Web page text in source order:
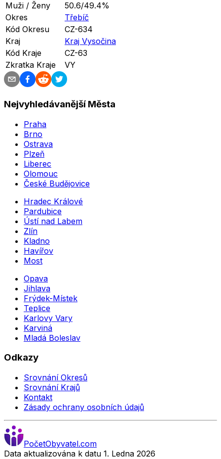
Muži / Ženy
50.6/49.4%
Okres
Třebíč
Kód Okresu
CZ-634
Kraj
Kraj Vysočina
Kód Kraje
CZ-63
Zkratka Kraje
VY
Nejvyhledávanější Města
Praha
Brno
Ostrava
Plzeň
Liberec
Olomouc
České Budějovice
Hradec Králové
Pardubice
Ústí nad Labem
Zlín
Kladno
Havířov
Most
Opava
Jihlava
Frýdek-Místek
Teplice
Karlovy Vary
Karviná
Mladá Boleslav
Odkazy
Srovnání Okresů
Srovnání Krajů
Kontakt
Zásady ochrany osobních údajů
PočetObyvatel.com
Data aktualizována k datu 1. Ledna 2026